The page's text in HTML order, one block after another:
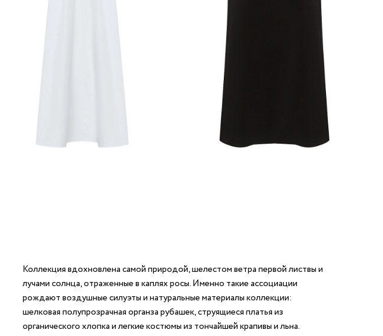
Коллекция вдохновлена самой природой, шелестом ветра первой листвы и
лучами солнца, отраженные в каплях росы. Именно такие ассоциации
рождают воздушные силуэты и натуральные материалы коллекции:
шелковая полупрозрачная органза рубашек, струящиеся платья из
органического хлопка и легкие костюмы из тончайшей крапивы и льна.